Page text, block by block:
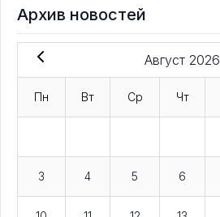
Архив новостей
Август 2026
Пн Вт Ср Чт
3 4 5 6